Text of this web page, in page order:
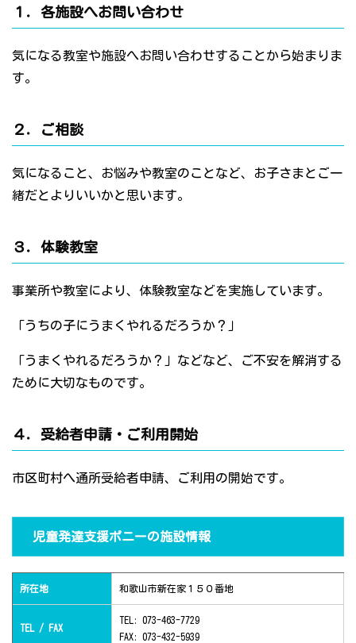
１．各施設へお問い合わせ
気になる教室や施設へお問い合わせすることから始まりま
す。
２．ご相談
気になること、お悩みや教室のことなど、お子さまとご一
緒だとよりいいかと思います。
３．体験教室
事業所や教室により、体験教室などを実施しています。
「うちの子にうまくやれるだろうか？」
「うまくやれるだろうか？」などなど、ご不安を解消する
ために大切なものです。
４．受給者申請・ご利用開始
市区町村へ通所受給者申請、ご利用の開始です。
児童発達支援ポニーの施設情報
所在地 和歌山市新在家１５０番地
TEL / FAX
TEL: 073-463-7729
FAX: 073-432-5939